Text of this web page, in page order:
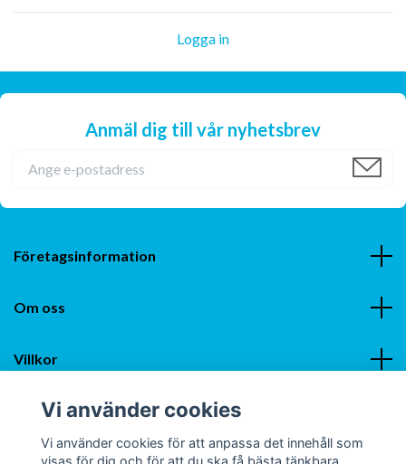
Logga in
Anmäl dig till vår nyhetsbrev
Företagsinformation
Om oss
Villkor
Sociala medier
Vi använder cookies
Vi använder cookies för att anpassa det innehåll som
visas för dig och för att du ska få bästa tänkbara